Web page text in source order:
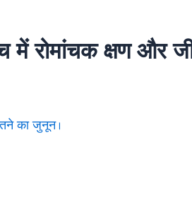
रोमांचक क्षण और
का जुनून।